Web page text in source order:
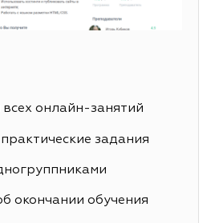
онлайн-занятий
задания
окончании обучения